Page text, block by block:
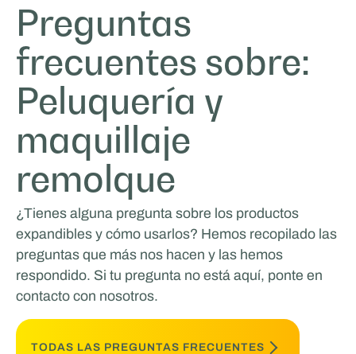
Preguntas
frecuentes sobre:
Peluquería y
maquillaje
remolque
¿Tienes alguna pregunta sobre los productos
expandibles y cómo usarlos? Hemos recopilado las
preguntas que más nos hacen y las hemos
respondido. Si tu pregunta no está aquí, ponte en
contacto con nosotros.
TODAS LAS PREGUNTAS FRECUENTES